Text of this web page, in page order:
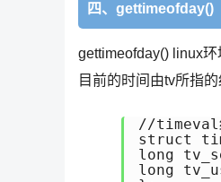
四、gettimeofday()
gettimeofday() linux
目前的时间由tv所指
//timeval
struct
long
long